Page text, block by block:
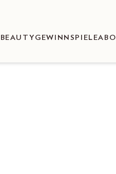
BEAUTY GEWINNSPIELEABO